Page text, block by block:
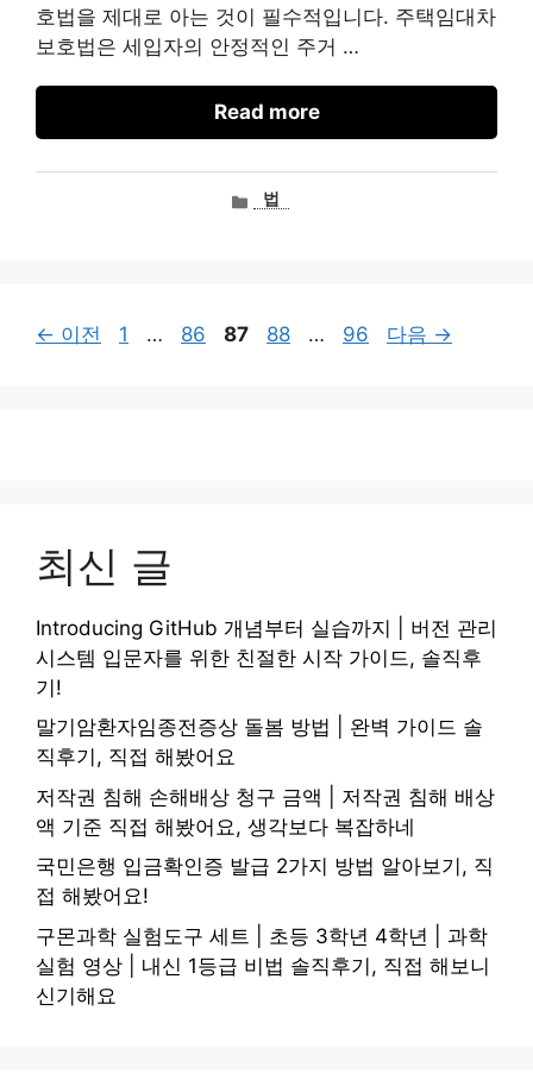
호법을 제대로 아는 것이 필수적입니다. 주택임대차
보호법은 세입자의 안정적인 주거 …
Read more
카법
← 이전
페
1 …
페
86
페
87
페
88 …
페
96 다음 →
최신 글
Introducing GitHub 개념부터 실습까지 | 버전 관리
시스템 입문자를 위한 친절한 시작 가이드, 솔직후
기!
말기암환자임종전증상 돌봄 방법 | 완벽 가이드 솔
직후기, 직접 해봤어요
저작권 침해 손해배상 청구 금액 | 저작권 침해 배상
액 기준 직접 해봤어요, 생각보다 복잡하네
국민은행 입금확인증 발급 2가지 방법 알아보기, 직
접 해봤어요!
구몬과학 실험도구 세트 | 초등 3학년 4학년 | 과학
실험 영상 | 내신 1등급 비법 솔직후기, 직접 해보니
신기해요